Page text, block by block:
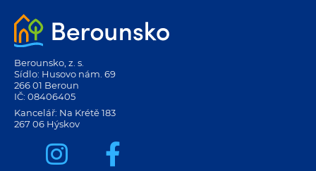
Berounsko, z. s.
Sídlo: Husovo nám. 69
266 01 Beroun
IČ: 08406405
Kancelář: Na Krétě 183
267 06 Hýskov